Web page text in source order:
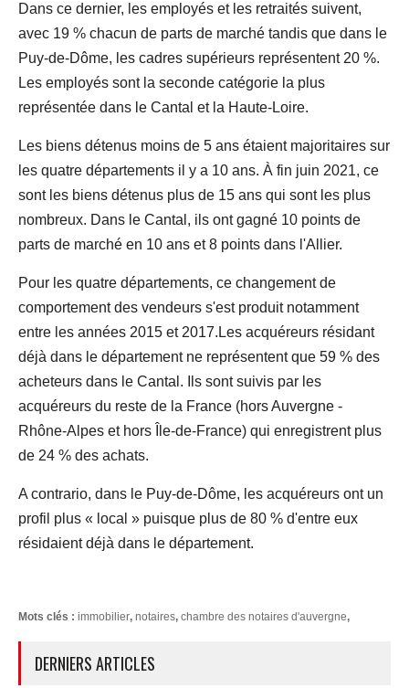
Dans ce dernier, les employés et les retraités suivent,
avec 19 % chacun de parts de marché tandis que dans le
Puy-de-Dôme, les cadres supérieurs représentent 20 %.
Les employés sont la seconde catégorie la plus
représentée dans le Cantal et la Haute-Loire.
Les biens détenus moins de 5 ans étaient majoritaires sur
les quatre départements il y a 10 ans. À fin juin 2021, ce
sont les biens détenus plus de 15 ans qui sont les plus
nombreux. Dans le Cantal, ils ont gagné 10 points de
parts de marché en 10 ans et 8 points dans l'Allier.
Pour les quatre départements, ce changement de
comportement des vendeurs s'est produit notamment
entre les années 2015 et 2017.Les acquéreurs résidant
déjà dans le département ne représentent que 59 % des
acheteurs dans le Cantal. Ils sont suivis par les
acquéreurs du reste de la France (hors Auvergne -
Rhône-Alpes et hors Île-de-France) qui enregistrent plus
de 24 % des achats.
A contrario, dans le Puy-de-Dôme, les acquéreurs ont un
profil plus « local » puisque plus de 80 % d'entre eux
résidaient déjà dans le département.
Mots clés : immobilier, notaires, chambre des notaires d'auvergne,
DERNIERS ARTICLES